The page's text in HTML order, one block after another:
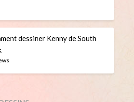
dessiner Kenny de South